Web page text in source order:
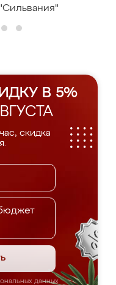
В 5%
скидка
данных